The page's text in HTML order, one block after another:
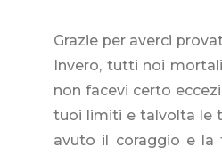
Grazie per averci
Invero, tutti noi
non facevi certo
tuoi limiti e talvolta le
avuto il coraggio e la